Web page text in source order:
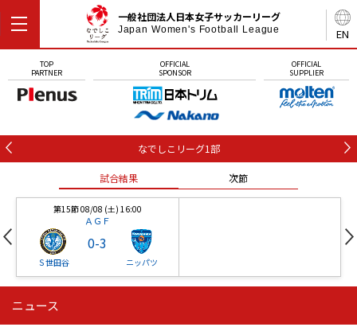
EN
一般社団法人日本女子サッカーリーグ
Japan Women's Football League
TOP
PARTNER
OFFICIAL
SPONSOR
OFFICIAL
SUPPLIER
なでしこリーグ1部
試合結果 次節
第15節 08/08 (土) 16:00
ＡＧＦ
Ｓ世田谷
0-3
ニッパツ
第16節 09/05 (土) 15:00
ニッパツ 石人の星
ニュース